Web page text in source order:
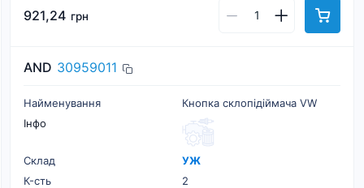
921,24 грн
AND 30959011
Найменування
Кнопка склопiдiймача VW
Інфо
Склад
УЖ
К-cть
2